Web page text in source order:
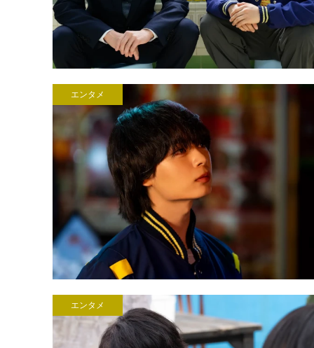
エンタメ
エンタメ